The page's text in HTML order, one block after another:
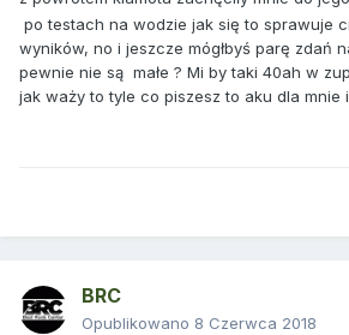
po testach na wodzie jak się to sprawuje
wyników, no i jeszcze mógłbyś parę zdań
pewnie nie są małe ? Mi by taki 40ah w
jak waży to tyle co piszesz to aku dla mnie
BRC
Opublikowano 8 Czerwca 2018